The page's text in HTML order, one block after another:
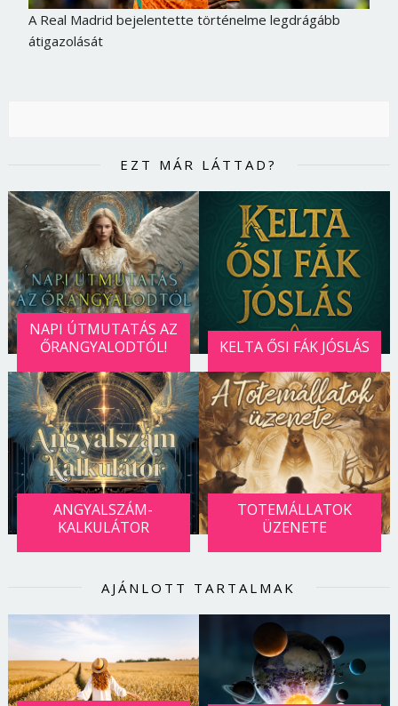
A Real Madrid bejelentette történelme legdrágább
átigazolását
EZT MÁR LÁTTAD?
NAPI ÚTMUTATÁS AZ
ŐRANGYALODTÓL!
KELTA ŐSI FÁK JÓSLÁS
ANGYALSZÁM-
KALKULÁTOR
TOTEMÁLLATOK
ÜZENETE
AJÁNLOTT TARTALMAK